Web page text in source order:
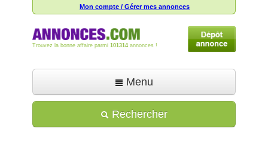
Mon compte / Gérer mes annonces
Trouvez la bonne affaire parmi 101314 annonces !
Menu
Déposer une annonce
Rechercher